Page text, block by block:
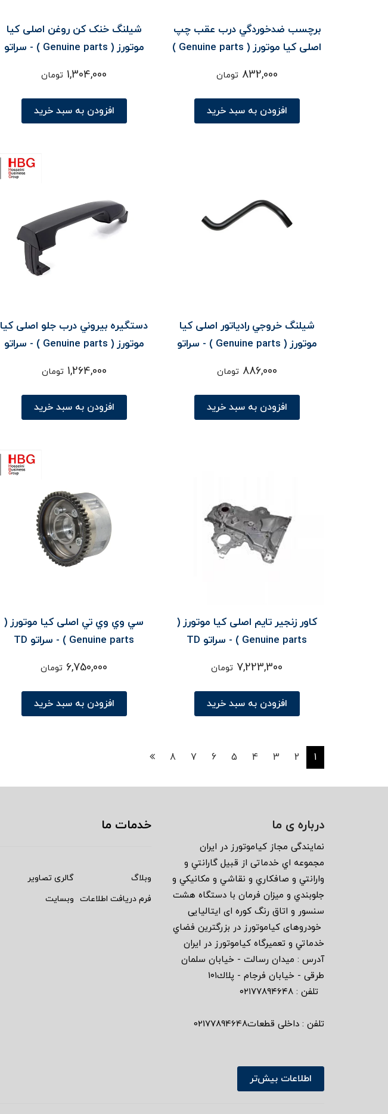
برچسب ضدخوردگي درب عقب چپ
اصلی کیا موتورز ( Genuine parts )
832,000 تومان
افزودن به سبد خرید
شيلنگ خنک کن روغن اصلی کیا
موتورز ( Genuine parts ) - سراتو
1,304,000 تومان
افزودن به سبد خرید
شيلنگ خروجي رادياتور اصلی کیا
موتورز ( Genuine parts ) - سراتو
886,000 تومان
افزودن به سبد خرید
دستگيره بيروني درب جلو اصلی کیا
موتورز ( Genuine parts ) - سراتو
1,264,000 تومان
افزودن به سبد خرید
کاور زنجير تايم اصلی کیا موتورز (
Genuine parts ) - سراتو TD
7,223,300 تومان
افزودن به سبد خرید
سي وي وي تي اصلی کیا موتورز (
Genuine parts ) - سراتو TD
6,750,000 تومان
افزودن به سبد خرید
1
2
3
4
5
6
7
8
درباره ی ما
نمايندگى مجاز كياموتورز در ايران
مجموعه اي خدماتى از قبيل گارانتي و
وارانتي و صافكاري و نقاشي و مكانيكي و
جلوبندي و ميزان فرمان با دستگاه هشت
سنسور و اتاق رنگ كوره اى ايتاليايى
خودروهاى كياموتورز در بزرگترين فضاي
خدماتي و تعميرگاه كياموتورز در ايران
آدرس : ميدان رسالت - خيابان سلمان
طرقى - خيابان فرجام - پلاك١٠١
تلفن : ٠٢١٧٧٨٩٤٦٤٨
تلفن : داخلی قطعات02177894648
اطلاعات بیش‌تر
خدمات ما
وبلاگ
گالری تصاویر
فرم دریافت اطلاعات وبسایت